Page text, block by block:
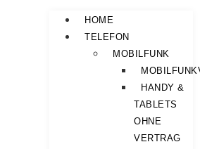
HOME
TELEFON
MOBILFUNK
HANDY &
TABLETS
OHNE
VERTRAG